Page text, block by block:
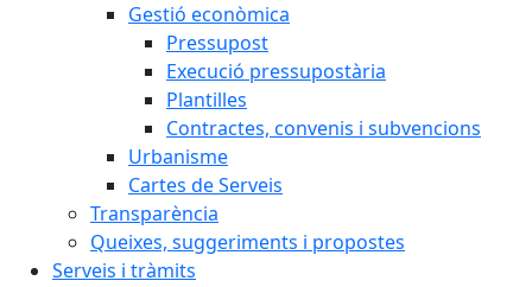
Gestió econòmica
Pressupost
Execució pressupostària
Plantilles
Contractes, convenis i subvencions
Urbanisme
Cartes de Serveis
Transparència
Queixes, suggeriments i propostes
Serveis i tràmits